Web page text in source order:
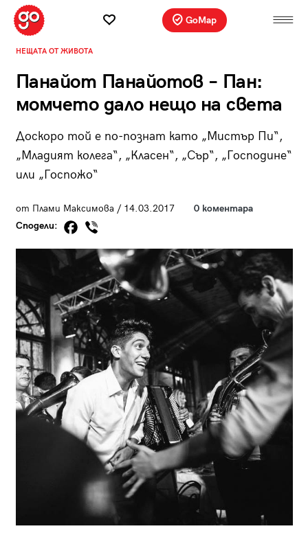
GoMap
НЕЩАТА ОТ ЖИВОТА
Панайот Панайотов – Пан:
момчето дало нещо на света
Доскоро той е по-познат като „Мистър Пи“,
„Младият колега“, „Класен“, „Сър“, „Господине“
или „Госпожо“
от Плами Максимова / 14.03.2017
0 коментара
Сподели: